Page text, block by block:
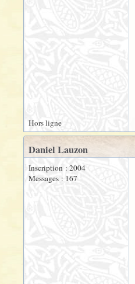
Hors ligne
Daniel Lauzon
Inscription : 2004
Messages : 167